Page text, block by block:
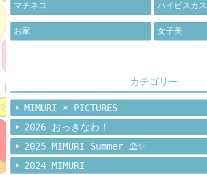
マチネコ ハイビスカス
お家 女子美
カテゴリー
MIMURI × PICTURES
2026 おっきなわ！
2025 MIMURI Summer ⛱️✨
2024 MIMURI